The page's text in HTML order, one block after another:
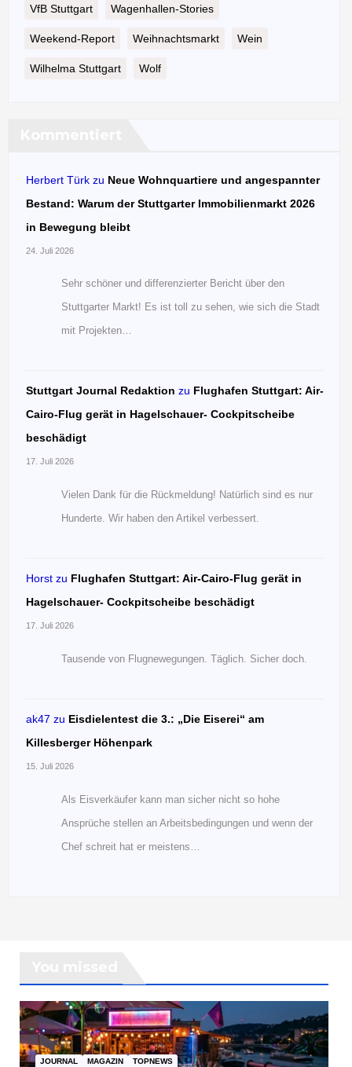
VfB Stuttgart Wagenhallen-Stories
Weekend-Report Weihnachtsmarkt Wein
Wilhelma Stuttgart Wolf
Herbert Türk zu Neue Wohnquartiere und angespannter
Bestand: Warum der Stuttgarter Immobilienmarkt 2026
in Bewegung bleibt
24. Juli 2026
Sehr schöner und differenzierter Bericht über den
Stuttgarter Markt! Es ist toll zu sehen, wie sich die Stadt
mit Projekten…
Stuttgart Journal Redaktion zu Flughafen Stuttgart: Air-
Cairo-Flug gerät in Hagelschauer- Cockpitscheibe
beschädigt
17. Juli 2026
Vielen Dank für die Rückmeldung! Natürlich sind es nur
Hunderte. Wir haben den Artikel verbessert.
Horst zu Flughafen Stuttgart: Air-Cairo-Flug gerät in
Hagelschauer- Cockpitscheibe beschädigt
17. Juli 2026
Tausende von Flugnewegungen. Täglich. Sicher doch.
ak47 zu Eisdielentest die 3.: „Die Eiserei“ am
Killesberger Höhenpark
15. Juli 2026
Als Eisverkäufer kann man sicher nicht so hohe
Ansprüche stellen an Arbeitsbedingungen und wenn der
Chef schreit hat er meistens…
JOURNAL MAGAZIN TOPNEWS